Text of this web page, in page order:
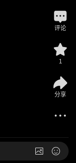
评论
1
分享